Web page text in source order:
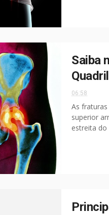
Saiba
Quadril
06:58
As
superior
estreita do